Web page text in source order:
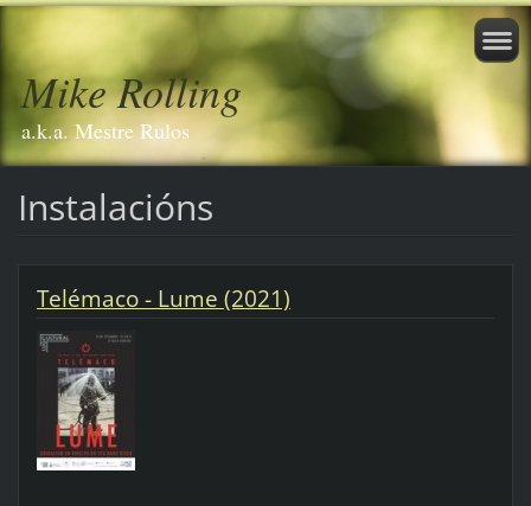
Mike Rolling
a.k.a. Mestre Rulos
Instalacións
Telémaco - Lume (2021)